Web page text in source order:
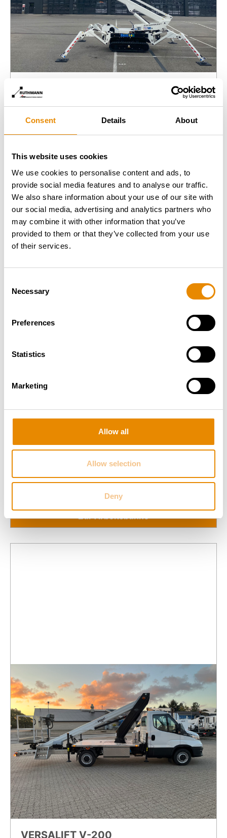
Consent Details About
This website uses cookies
We use cookies to personalise content and ads, to
provide social media features and to analyse our traffic.
We also share information about your use of our site with
our social media, advertising and analytics partners who
may combine it with other information that you’ve
provided to them or that they’ve collected from your use
of their services.
Selection
Necessary
Preferences
Statistics
Marketing
Allow all
Allow selection
Deny
BLUELIFT SA 22
Gesamt­gewicht:
2.99 t
Arbeitshöhe:
22.00 m
BLUELIFT SA 22
Arbeitshöhe:
22.00 m
Zur Arbeitsbühne
VERSALIFT V-200